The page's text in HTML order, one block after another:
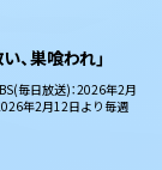
、巣喰われ」
毎日放送)：2026年2月
年2月12日より毎週